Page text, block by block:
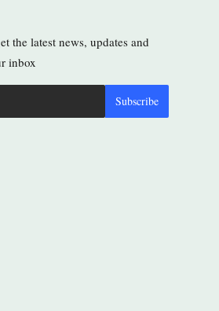
the latest news, updates and
inbox
Subscribe